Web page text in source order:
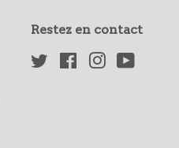
Restez en contact
Twitter FacebookInstagram